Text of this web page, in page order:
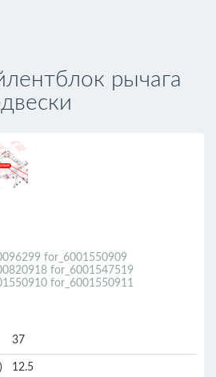
рычага
for_6001550909
for_6001547519
for_6001550911
37
12.5